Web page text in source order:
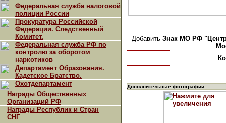
Федеральная служба налоговой
полиции России
Прокуратура Российской
Федерации. Следственный
Комитет.
Федеральная служба РФ по
контролю за оборотом
наркотиков
Департамент Образования.
Кадетское Братство.
Охотдепартамент
Награды Общественных
Организаций РФ
Награды Республик и Стран
СНГ
Добавить Знак МО РФ
Дополнительные фотографии